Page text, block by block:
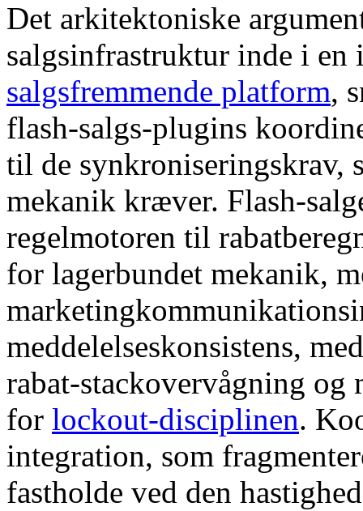
Det arkitektoniske
salgsinfrastruktur inde i en
salgsfremmende platform,
flash-salgs-plugins
til de synkroniseringskrav,
mekanik kræver. Flash-
regelmotoren til
for lagerbundet mekanik,
meddelelseskonsistens,
rabat-stackovervågning og
for lockout-disciplinen.
integration, som
fastholde ved den